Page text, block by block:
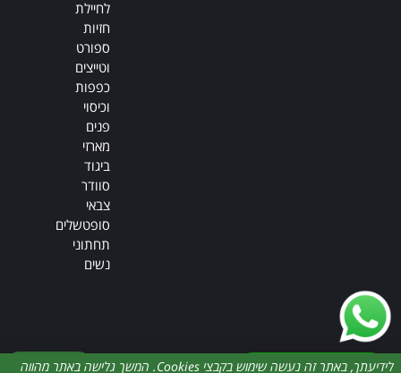
לחיילת
חזיות
ספורט
וטייצים
כפפות
וכיסוי
פנים
מארזי
ביגוד
סוודר
צבאי
סופטשלים
תחתוני
נשים
דברו איתנו לידיעתך, באתר זה נעשה שימוש בקבצי Cookies. המשך גלישה באתר מהווה